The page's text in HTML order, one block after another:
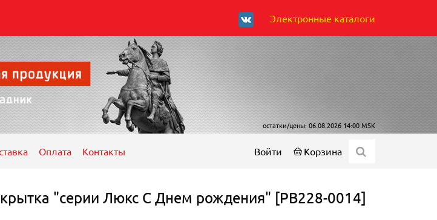
Электронные каталоги
остатки/цены: 06.08.2026 14:00 MSK
Войти Корзина
Оплата Контакты
"серии Люкс С Днем рождения" [РВ228-0014]